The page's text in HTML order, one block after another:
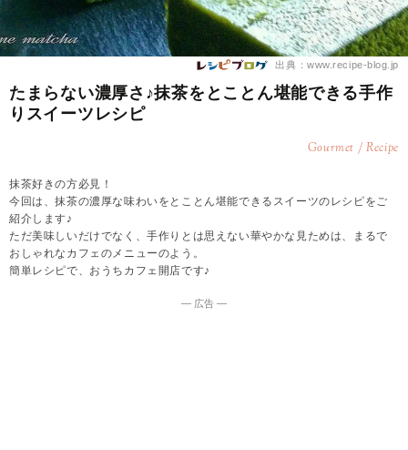
出典：www.recipe-blog.jp
たまらない濃厚さ♪抹茶をとことん堪能できる手作
りスイーツレシピ
Gourmet / Recipe
抹茶好きの方必見！
今回は、抹茶の濃厚な味わいをとことん堪能できるスイーツのレシピをご
紹介します♪
ただ美味しいだけでなく、手作りとは思えない華やかな見ためは、まるで
おしゃれなカフェのメニューのよう。
簡単レシピで、おうちカフェ開店です♪
― 広告 ―